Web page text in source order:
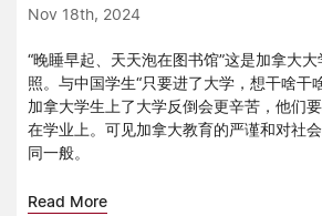
Nov 18th, 2024
“晚睡早起、天天泡在图书馆”这是加拿大
照。与中国学生“只要进了大学，想干啥干
加拿大学生上了大学反倒会更辛苦，他们
在学业上。可见加拿大教育的严谨和对社
同一般。
Read More